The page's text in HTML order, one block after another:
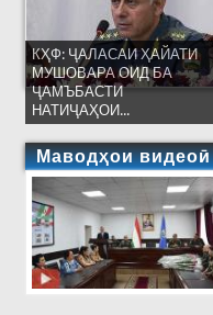
КҲФ: ҶАЛАСАИ ҲАЙАТИ
МУШОВАРА ОИД БА
ҶАМЪБАСТИ
НАТИҶАҲОИ...
Маводҳои видеоӣ